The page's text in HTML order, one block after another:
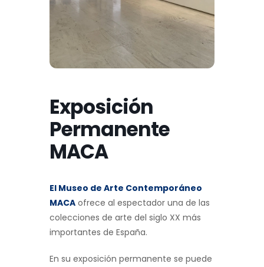
Exposición
Permanente
MACA
El Museo de Arte Contemporáneo
MACA ofrece al espectador una de las
colecciones de arte del siglo XX más
importantes de España.
En su exposición permanente se puede